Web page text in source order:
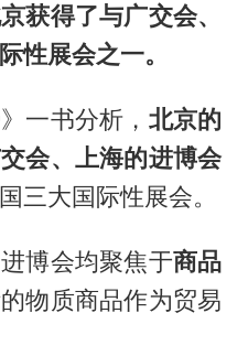
获得了与广交会、
性展会之一。
一书分析， 北京的
会、上海的进博会
三大国际性展会。
博会均聚焦于商品
物质商品作为贸易